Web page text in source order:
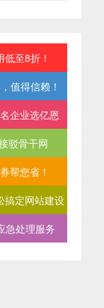
至8折！
值得信赖！
企业选亿恩
驳骨干网
帮您省！
搞定网站建设
急处理服务